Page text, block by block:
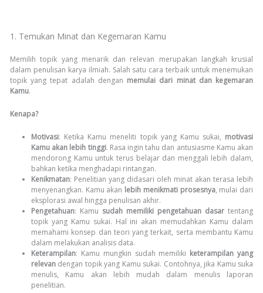
1. Temukan Minat dan Kegemaran Kamu
Memilih topik yang menarik dan relevan merupakan langkah krusial
dalam penulisan karya ilmiah. Salah satu cara terbaik untuk menemukan
topik yang tepat adalah dengan memulai dari minat dan kegemaran
Kamu.
Kenapa?
Motivasi: Ketika Kamu meneliti topik yang Kamu sukai, motivasi
Kamu akan lebih tinggi. Rasa ingin tahu dan antusiasme Kamu akan
mendorong Kamu untuk terus belajar dan menggali lebih dalam,
bahkan ketika menghadapi rintangan.
Kenikmatan: Penelitian yang didasari oleh minat akan terasa lebih
menyenangkan. Kamu akan lebih menikmati prosesnya, mulai dari
eksplorasi awal hingga penulisan akhir.
Pengetahuan: Kamu sudah memiliki pengetahuan dasar tentang
topik yang Kamu sukai. Hal ini akan memudahkan Kamu dalam
memahami konsep dan teori yang terkait, serta membantu Kamu
dalam melakukan analisis data.
Keterampilan: Kamu mungkin sudah memiliki keterampilan yang
relevan dengan topik yang Kamu sukai. Contohnya, jika Kamu suka
menulis, Kamu akan lebih mudah dalam menulis laporan
penelitian.